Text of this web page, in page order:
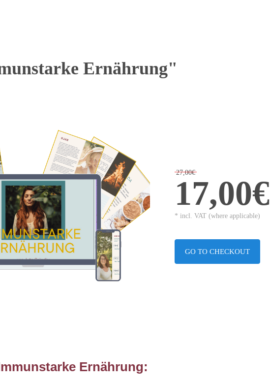
Ernährung"
27,00€
17,00€
* incl. VAT (where applicable)
GO TO CHECKOUT
Ernährung: